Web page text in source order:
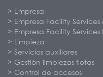
Empresa
Empresa Facility
Empresa Facility
Limpieza
Servicios auxiliares
Gestión limpiezas flotas
Control de accesos